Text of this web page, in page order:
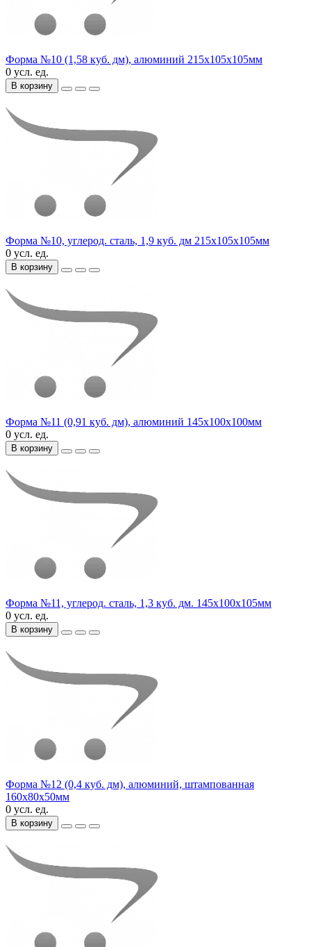
Форма №10 (1,58 куб. дм), алюминий 215х105х105мм
0 усл. ед.
В корзину
Форма №10, углерод. сталь, 1,9 куб. дм 215х105х105мм
0 усл. ед.
В корзину
Форма №11 (0,91 куб. дм), алюминий 145х100х100мм
0 усл. ед.
В корзину
Форма №11, углерод. сталь, 1,3 куб. дм. 145х100х105мм
0 усл. ед.
В корзину
Форма №12 (0,4 куб. дм), алюминий, штампованная
160х80х50мм
0 усл. ед.
В корзину